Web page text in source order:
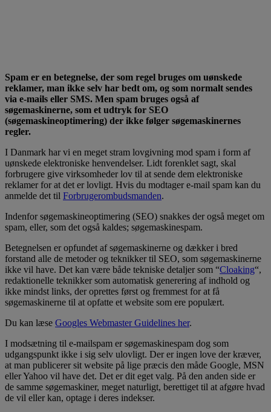
Spam er en betegnelse, der som regel bruges om uønskede
reklamer, man ikke selv har bedt om, og som normalt sendes
via e-mails eller SMS. Men spam bruges også af
søgemaskinerne, som et udtryk for SEO
(søgemaskineoptimering) der ikke følger søgemaskinernes
regler.
I Danmark har vi en meget stram lovgivning mod spam i form af
uønskede elektroniske henvendelser. Lidt forenklet sagt, skal
forbrugere give virksomheder lov til at sende dem elektroniske
reklamer for at det er lovligt. Hvis du modtager e-mail spam kan du
anmelde det til Forbrugerombudsmanden.
Indenfor søgemaskineoptimering (SEO) snakkes der også meget om
spam, eller, som det også kaldes; søgemaskinespam.
Betegnelsen er opfundet af søgemaskinerne og dækker i bred
forstand alle de metoder og teknikker til SEO, som søgemaskinerne
ikke vil have. Det kan være både tekniske detaljer som “Cloaking“,
redaktionelle teknikker som automatisk generering af indhold og
ikke mindst links, der oprettes først og fremmest for at få
søgemaskinerne til at opfatte et website som ere populært.
Du kan læse Googles Webmaster Guidelines her.
I modsætning til e-mailspam er søgemaskinespam dog som
udgangspunkt ikke i sig selv ulovligt. Der er ingen love der kræver,
at man publicerer sit website på lige præcis den måde Google, MSN
eller Yahoo vil have det. Det er dit eget valg. På den anden side er
de samme søgemaskiner, meget naturligt, berettiget til at afgøre hvad
de vil eller kan, optage i deres indekser.